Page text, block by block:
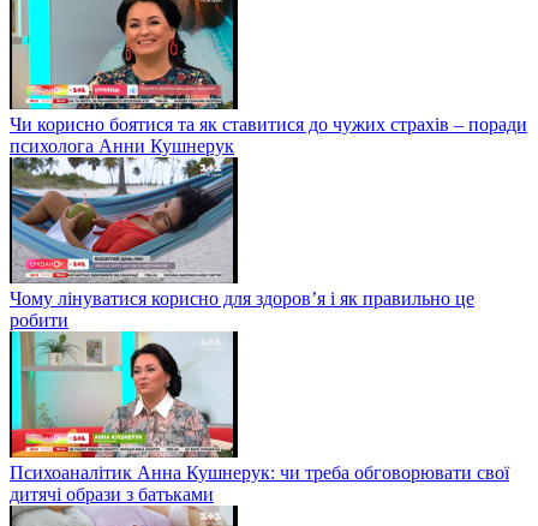
Чи корисно боятися та як ставитися до чужих страхів – поради
психолога Анни Кушнерук
Чому лінуватися корисно для здоров’я і як правильно це
робити
Психоаналітик Анна Кушнерук: чи треба обговорювати свої
дитячі образи з батьками